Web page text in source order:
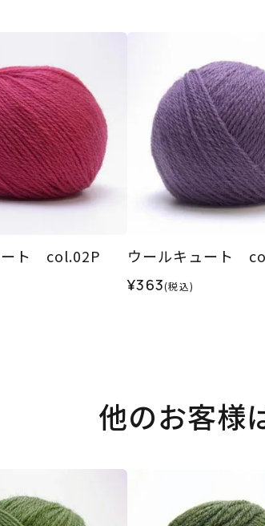
ート col.02P ウールキュート
¥363(税込)
他のお客様